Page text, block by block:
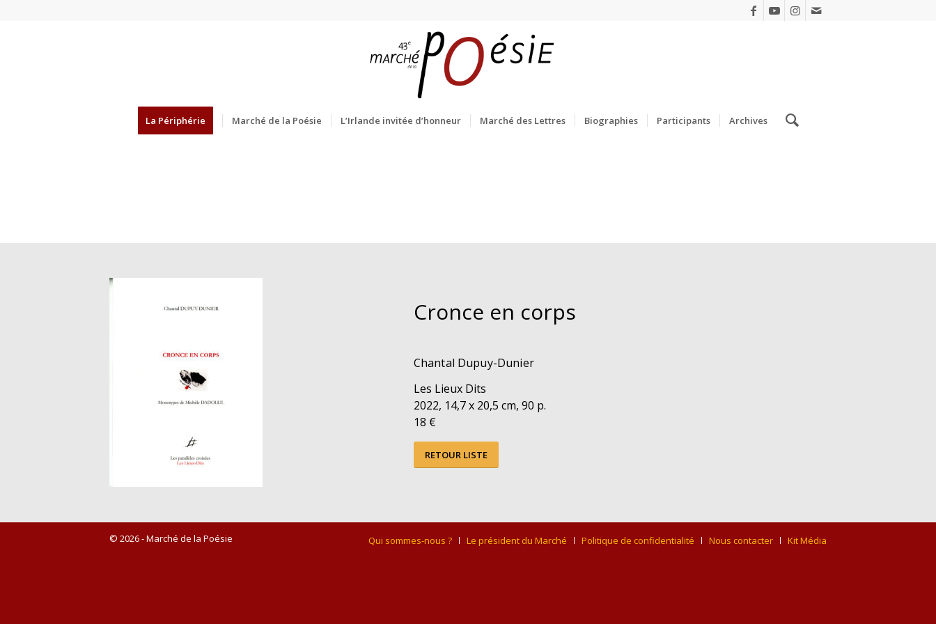
La Périphérie Marché de la Poésie L’Irlande invitée d’honneur Marché des Lettres Biographies Participants Archives
Cronce en corps
Chantal Dupuy-Dunier
Les Lieux Dits
2022, 14,7 x 20,5 cm, 90 p.
18 €
RETOUR LISTE
© 2026 - Marché de la Poésie Qui sommes-nous ? Le président du Marché Politique de confidentialité Nous contacter Kit Média